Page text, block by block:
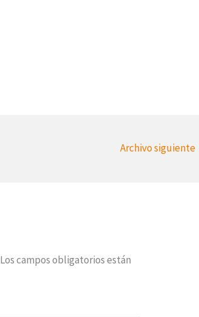
Archivo siguiente
Los campos obligatorios están